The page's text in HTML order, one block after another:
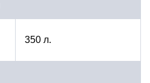
350 л.